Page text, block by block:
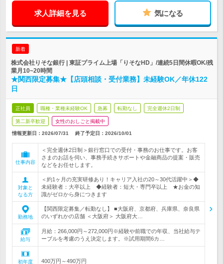
求人詳細を見る 気になる
新着
株式会社りそな銀行 | 東証プライム上場「りそなHD」/連続5日間休暇OK/残
業月10~20時間
★関西限定募集★【店頭相談・受付業務】未経験OK／年休122
日
正社員 職種・業種未経験OK 急募 転勤なし 完全週休2日制
第二新卒歓迎 女性のおしごと掲載中
情報更新日：2026/07/31 終了予定日： 2026/10/01
仕事内容
＜完全週休2日制＞銀行窓口での受付・事務のお仕事です。お客
さまのお話を伺い、事務手続きサポートや金融商品の提案・販売
などをお任せします。
対象と
なる方
＜約1ヶ月の充実研修あり！キャリア入社の20～30代活躍中＞◆
未経験者：大卒以上 ◆経験者：短大・専門卒以上 ★お金の知
識がゼロから身につきます
勤務地
【関西限定募集／転勤なし】 ■大阪府、京都府、兵庫県、奈良県
のいずれかの店舗 ＜大阪府＞ 大阪府大…
給与
月給：266,000円～272,000円※経験や前職での年収、当社給与テ
ーブルを考慮のうえ決定します。※試用期間6カ…
初年度 400万円～490万円